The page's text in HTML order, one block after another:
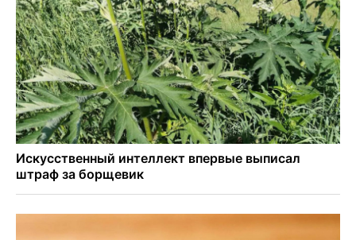
Остановку электричек о.п. Радуга Сибири начали строить
в Новосибирске